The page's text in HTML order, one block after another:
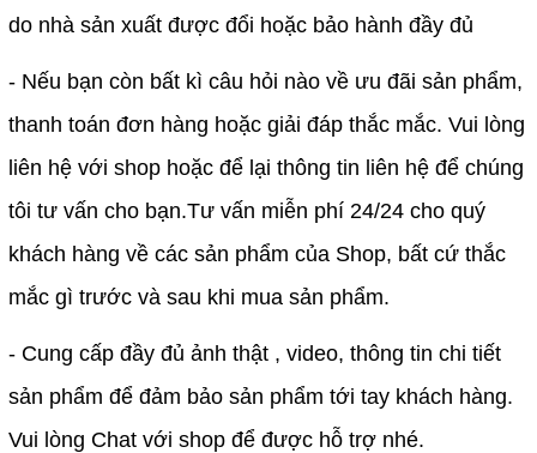
do nhà sản xuất được đổi hoặc bảo hành đầy đủ
- Nếu bạn còn bất kì câu hỏi nào về ưu đãi sản phẩm,
thanh toán đơn hàng hoặc giải đáp thắc mắc. Vui lòng
liên hệ với shop hoặc để lại thông tin liên hệ để chúng
tôi tư vấn cho bạn.Tư vấn miễn phí 24/24 cho quý
khách hàng về các sản phẩm của Shop, bất cứ thắc
mắc gì trước và sau khi mua sản phẩm.
- Cung cấp đầy đủ ảnh thật , video, thông tin chi tiết
sản phẩm để đảm bảo sản phẩm tới tay khách hàng.
Vui lòng Chat với shop để được hỗ trợ nhé.